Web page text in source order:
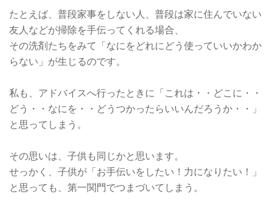
たとえば、普段家事をしない人、普段は家に住んでいない
友人などが掃除を手伝ってくれる場合、
その洗剤たちをみて「なにをどれにどう使っていいかわか
らない」が生じるのです。
私も、アドバイスへ行ったときに「これは・・どこに・・
どう・・なにを・・どうつかったらいいんだろうか・・」
と思ってしまう。
その思いは、子供も同じかと思います。
せっかく、子供が「お手伝いをしたい！力になりたい！」
と思っても、第一関門でつまづいてしまう。